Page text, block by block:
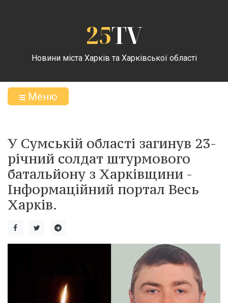
25TV
Новини міста Харків та Харківської області
Меню
У Сумській області загинув 23-
річний солдат штурмового
батальйону з Харківщини -
Інформаційний портал Весь
Харків.